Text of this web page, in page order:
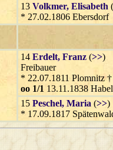
13 Volkmer, Elisabeth (
* 27.02.1806 Ebersdorf
14 Erdelt, Franz (>>)
Freibauer
* 22.07.1811 Plomnitz
oo 1/1 13.11.1838
15 Peschel, Maria (>>)
* 17.09.1817